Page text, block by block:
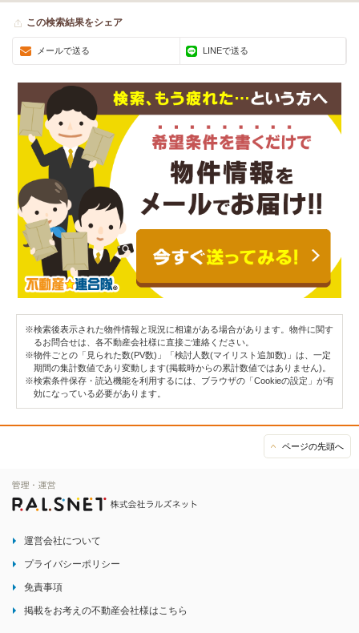
この検索結果をシェア
メールで送る LINEで送る
※検索後表示された物件情報と現況に相違がある場合があります。物件に関す
るお問合せは、各不動産会社様に直接ご連絡ください。
※物件ごとの「見られた数(PV数)」「検討人数(マイリスト追加数)」は、一定
期間の集計数値であり変動します(掲載時からの累計数値ではありません)。
※検索条件保存・読込機能を利用するには、ブラウザの「Cookieの設定」が有
効になっている必要があります。
ページの先頭へ
運営会社について
プライバシーポリシー
免責事項
掲載をお考えの不動産会社様はこちら